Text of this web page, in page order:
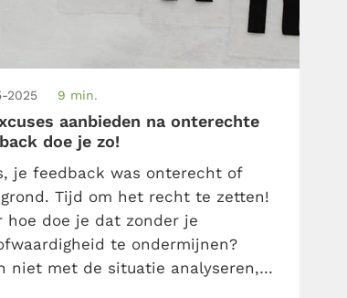
2025 9 min.
aanbieden na onterechte
doe je zo!
je feedback was onterecht of
Tijd om het recht te zetten!
hoe doe je dat zonder je
te ondermijnen?
niet met de situatie analyseren,